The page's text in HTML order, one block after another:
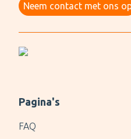
Neem contact met ons
Pagina's
FAQ